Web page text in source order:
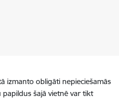
izmanto obligāti nepieciešamās
šajā vietnē var tikt